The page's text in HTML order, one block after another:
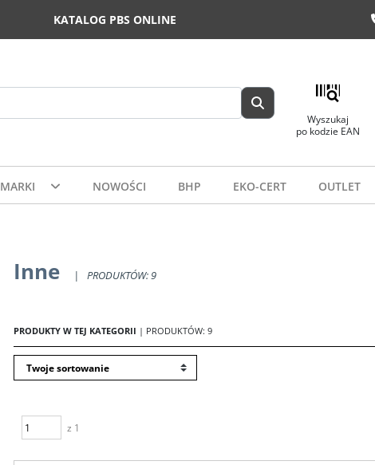
KATALOG PBS ONLINE
Wyszukaj
po kodzie EAN
MARKI NOWOŚCI BHP EKO-CERT OUTLET
Inne | PRODUKTÓW: 9
PRODUKTY W TEJ KATEGORII | PRODUKTÓW: 9
z 1